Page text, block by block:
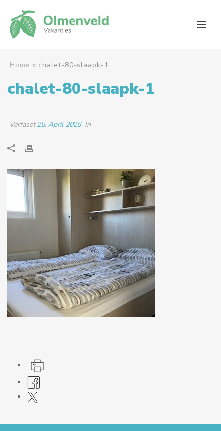
Home » chalet-80-slaapk-1
chalet-80-slaapk-1
Verfasst 25. April 2026 In